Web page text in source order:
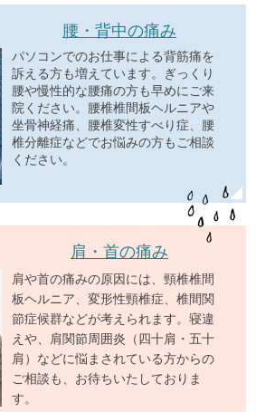
腰・背中の痛み
パソコンでのお仕事による背筋痛を
訴える方も増えています。ぎっくり
腰や慢性的な腰痛の方も早めにご来
院ください。腰椎椎間板ヘルニアや
坐骨神経痛、腰椎変性すべり症、腰
椎分離症などでお悩みの方もご相談
ください。
肩・首の痛み
肩や首の痛みの原因には、頸椎椎間
板ヘルニア、変形性頸椎症、椎間関
節症候群などが考えられます。寝違
えや、肩関節周囲炎（四十肩・五十
肩）などに悩まされている方からの
ご相談も、お待ちいたしておりま
す。